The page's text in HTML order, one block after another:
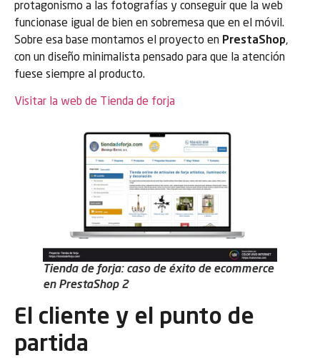
protagonismo a las fotografías y conseguir que la web
funcionase igual de bien en sobremesa que en el móvil.
Sobre esa base montamos el proyecto en PrestaShop,
con un diseño minimalista pensado para que la atención
fuese siempre al producto.
Visitar la web de Tienda de forja
Tienda de forja: caso de éxito de ecommerce
en PrestaShop 2
El cliente y el punto de
partida